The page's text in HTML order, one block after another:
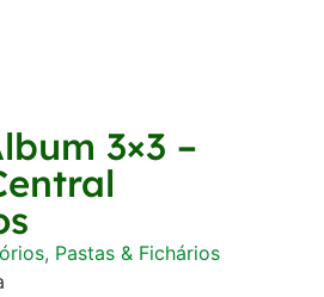
3×3 –
, Pastas & Fichários